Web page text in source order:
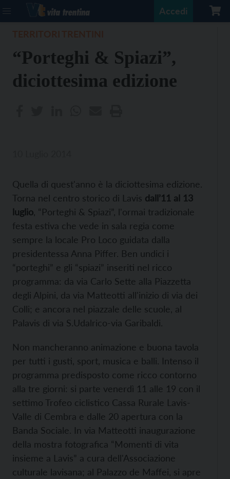
Accedi
“Porteghi & Spiazi”,
diciottesima edizione
Quella di quest'anno è la diciottesima edizione.
Torna nel centro storico di Lavis dall’11 al 13
luglio , “Porteghi & Spiazi”, l'ormai tradizionale
festa estiva che vede in sala regia come
sempre la locale Pro Loco guidata dalla
presidentessa Anna Piffer. Ben undici i
“porteghi” e gli “spiazi” inseriti nel ricco
programma: da via Carlo Sette alla Piazzetta
degli Alpini, da via Matteotti all'inizio di via dei
Colli; e ancora nel piazzale delle scuole, al
Palavis di via S.Udalrico-via Garibaldi.
Non mancheranno animazione e buona tavola
per tutti i gusti, sport, musica e balli. Intenso il
programma predisposto come ricco contorno
alla tre giorni: si parte venerdì 11 alle 19 con il
settimo Trofeo ciclistico Cassa Rurale Lavis-
Valle di Cembra e dalle 20 apertura con la
Banda Sociale. In via Matteotti inaugurazione
della mostra fotografica “Momenti di vita
insieme a Lavis” a cura dell'Associazione
culturale lavisana; al Palazzo de Maffei, si apre